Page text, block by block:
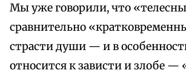
Мы уже говорили, что
сравнительно
страсти души — и в
относится к зависти и злобе —